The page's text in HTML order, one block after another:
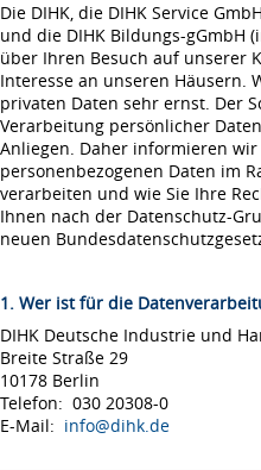
Die DIHK, die DIHK Service
und die DIHK Bildungs-gGmbH
über Ihren Besuch auf unserer
Interesse an unseren Häusern.
privaten Daten sehr ernst. Der
Verarbeitung persönlicher
Anliegen. Daher informieren
personenbezogenen Daten im
verarbeiten und wie Sie Ihre
Ihnen nach der Datenschutz-
neuen
1. Wer ist für die
DIHK Deutsche Industrie und
Breite Straße 29
10178 Berlin
Telefon: 030 20308-0
E-Mail: info@dihk.de